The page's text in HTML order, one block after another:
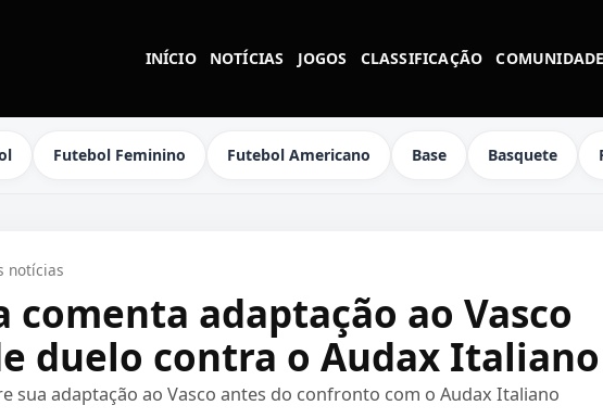
INÍCIO NOTÍCIAS JOGOS CLASSIFICAÇÃO COMUNIDADE
Futebol Feminino Futebol Americano Base Basquete
notícias
comenta adaptação ao Vasco
duelo contra o Audax Italiano
sua adaptação ao Vasco antes do confronto com o Audax Italiano